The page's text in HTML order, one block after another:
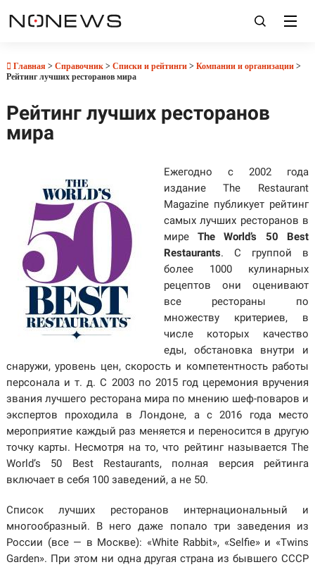
Главная > Справочник> Списки и рейтинги> Компании и организации>
Рейтинг лучших ресторанов мира
Рейтинг лучших ресторанов
мира
Ежегодно с 2002 года
издание The Restaurant
Magazine публикует рейтинг
самых лучших ресторанов в
мире The World’s 50 Best
Restaurants. С группой в
более 1000 кулинарных
рецептов они оценивают
все рестораны по
множеству критериев, в
числе которых качество
еды, обстановка внутри и
снаружи, уровень цен, скорость и компетентность работы
персонала и т. д. С 2003 по 2015 год церемония вручения
звания лучшего ресторана мира по мнению шеф-поваров и
экспертов проходила в Лондоне, а с 2016 года место
мероприятие каждый раз меняется и переносится в другую
точку карты. Несмотря на то, что рейтинг называется The
World’s 50 Best Restaurants, полная версия рейтинга
включает в себя 100 заведений, а не 50.
Список лучших ресторанов интернациональный и
многообразный. В него даже попало три заведения из
России (все — в Москве): «White Rabbit», «Selfie» и «Twins
Garden». При этом ни одна другая страна из бывшего СССР